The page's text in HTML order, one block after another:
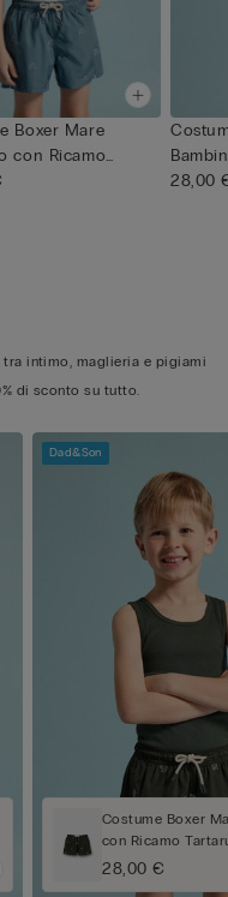
Boxer Mare
con Ricamo
28,00
intimo, maglieria e pigiami
di sconto su tutto.
Dad&Son
Costume Boxer
con Ricamo
28,00 €